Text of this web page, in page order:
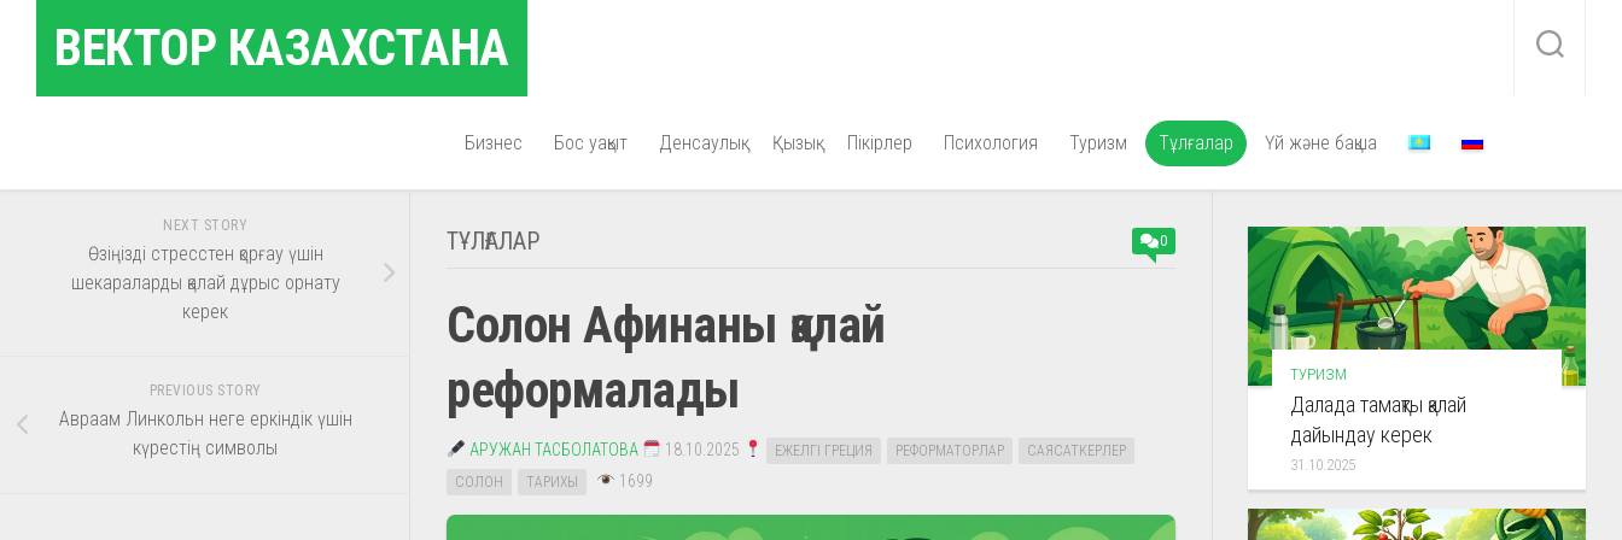
contentВЕКТОР КАЗАХСТАНА
Бизнес Бос уақыт Денсаулық Қызық Пікірлер Психология Туризм Тұлғалар Үй және бақша
ТҰЛҒАЛАР 0
Солон Афинаны қалай
реформалады
АРУЖАН ТАСБОЛАТОВА 18.10.2025 ЕЖЕЛГІ ГРЕЦИЯ РЕФОРМАТОРЛАР
САЯСАТКЕРЛЕР
СОЛОН
ТАРИХЫ 1699
NEXT STORY
Өзіңізді стресстен қорғау үшін
шекараларды қалай дұрыс орнату
керек
PREVIOUS STORY
Авраам Линкольн неге еркіндік үшін
күрестің символы
ТУРИЗМ
Далада тамақты қалай
дайындау керек
31.10.2025